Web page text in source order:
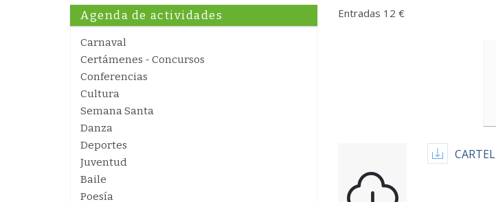
Agenda de actividades
Carnaval
Certámenes - Concursos
Conferencias
Cultura
Semana Santa
Danza
Deportes
Juventud
Baile
Poesía
Entradas 12 €
CARTEL